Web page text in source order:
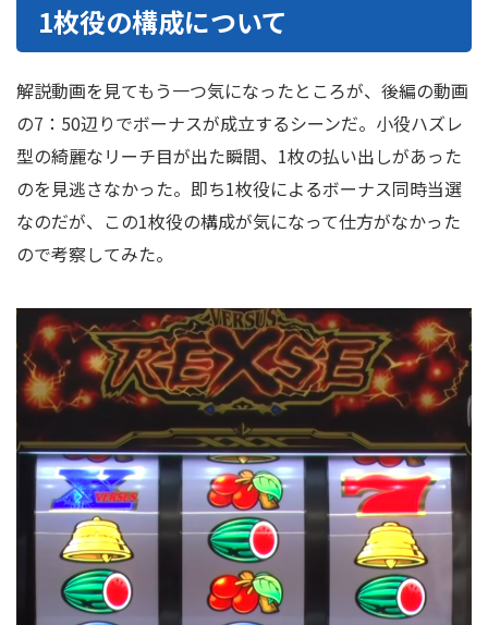
1枚役の構成について
解説動画を見てもう一つ気になったところが、後編の動画
の7：50辺りでボーナスが成立するシーンだ。小役ハズレ
型の綺麗なリーチ目が出た瞬間、1枚の払い出しがあった
のを見逃さなかった。即ち1枚役によるボーナス同時当選
なのだが、この1枚役の構成が気になって仕方がなかった
ので考察してみた。